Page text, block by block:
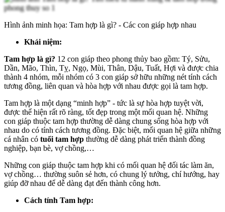
Hình ảnh minh họa: Tam hợp là gì? - Các con giáp hợp nhau
Khái niệm:
Tam hợp là gì? 12 con giáp theo phong thủy bao gồm: Tý, Sửu,
Dần, Mão, Thìn, Tỵ, Ngọ, Mùi, Thân, Dậu, Tuất, Hợi và được chia
thành 4 nhóm, mỗi nhóm có 3 con giáp sở hữu những nét tính cách
tương đồng, liên quan và hòa hợp với nhau được gọi là tam hợp.
Tam hợp là một dạng “minh hợp” - tức là sự hòa hợp tuyệt vời,
được thể hiện rất rõ ràng, tốt đẹp trong một mối quan hệ. Những
con giáp thuộc tam hợp thường dễ dàng chung sống hòa hợp với
nhau do có tính cách tương đồng. Đặc biệt, mối quan hệ giữa những
cá nhân có tuổi tam hợp thường dễ dàng phát triển thành đồng
nghiệp, bạn bè, vợ chồng,…
Những con giáp thuộc tam hợp khi có mối quan hệ đối tác làm ăn,
vợ chồng… thường suôn sẻ hơn, có chung lý tưởng, chí hướng, hay
giúp đỡ nhau để dễ dàng đạt đến thành công hơn.
Cách tính Tam hợp: